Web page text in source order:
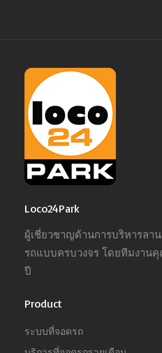
Loco24Park
ผู้เชี่ยวชาญด้านการบริหารลา
รถแบบครบวงจร โดยทีมงาน
ปี
Product
ระบบที่จอดรถ